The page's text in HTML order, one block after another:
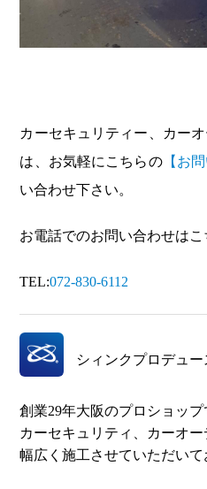
カーセキュリティー、カー
は、お気軽にこちらの【お
い合わせ下さい。
お電話でのお問い合わせはこ
TEL:072-830-6112
シィンクプロデュー
創業29年大阪のプロショップ
カーセキュリティ、カーオ
幅広く施工させていただいて